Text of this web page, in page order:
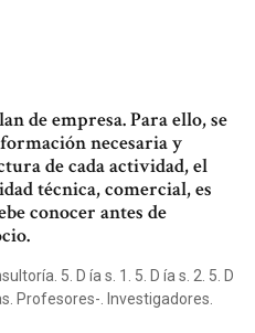
de empresa. Para ello, se
necesaria y
de cada actividad, el
técnica, comercial, es
conocer antes de
5. D ía s. 1. 5. D ía s. 2. 5. D
Profesores-. Investigadores.